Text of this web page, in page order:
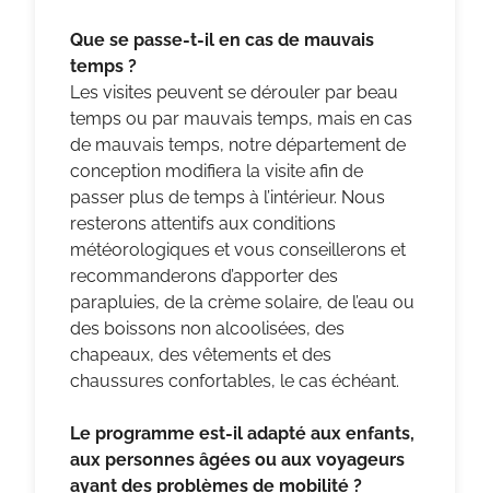
Que se passe-t-il en cas de mauvais
temps ?
Les visites peuvent se dérouler par beau
temps ou par mauvais temps, mais en cas
de mauvais temps, notre département de
conception modifiera la visite afin de
passer plus de temps à l’intérieur. Nous
resterons attentifs aux conditions
météorologiques et vous conseillerons et
recommanderons d’apporter des
parapluies, de la crème solaire, de l’eau ou
des boissons non alcoolisées, des
chapeaux, des vêtements et des
chaussures confortables, le cas échéant.
Le programme est-il adapté aux enfants,
aux personnes âgées ou aux voyageurs
ayant des problèmes de mobilité ?